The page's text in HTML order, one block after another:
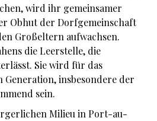
wird ihr gemeinsamer
Obhut der Dorfgemeinschaft
Großeltern aufwachsen.
die Leerstelle, die
Sie wird für das
Generation, insbesondere der
sein.
Milieu in Port-au-